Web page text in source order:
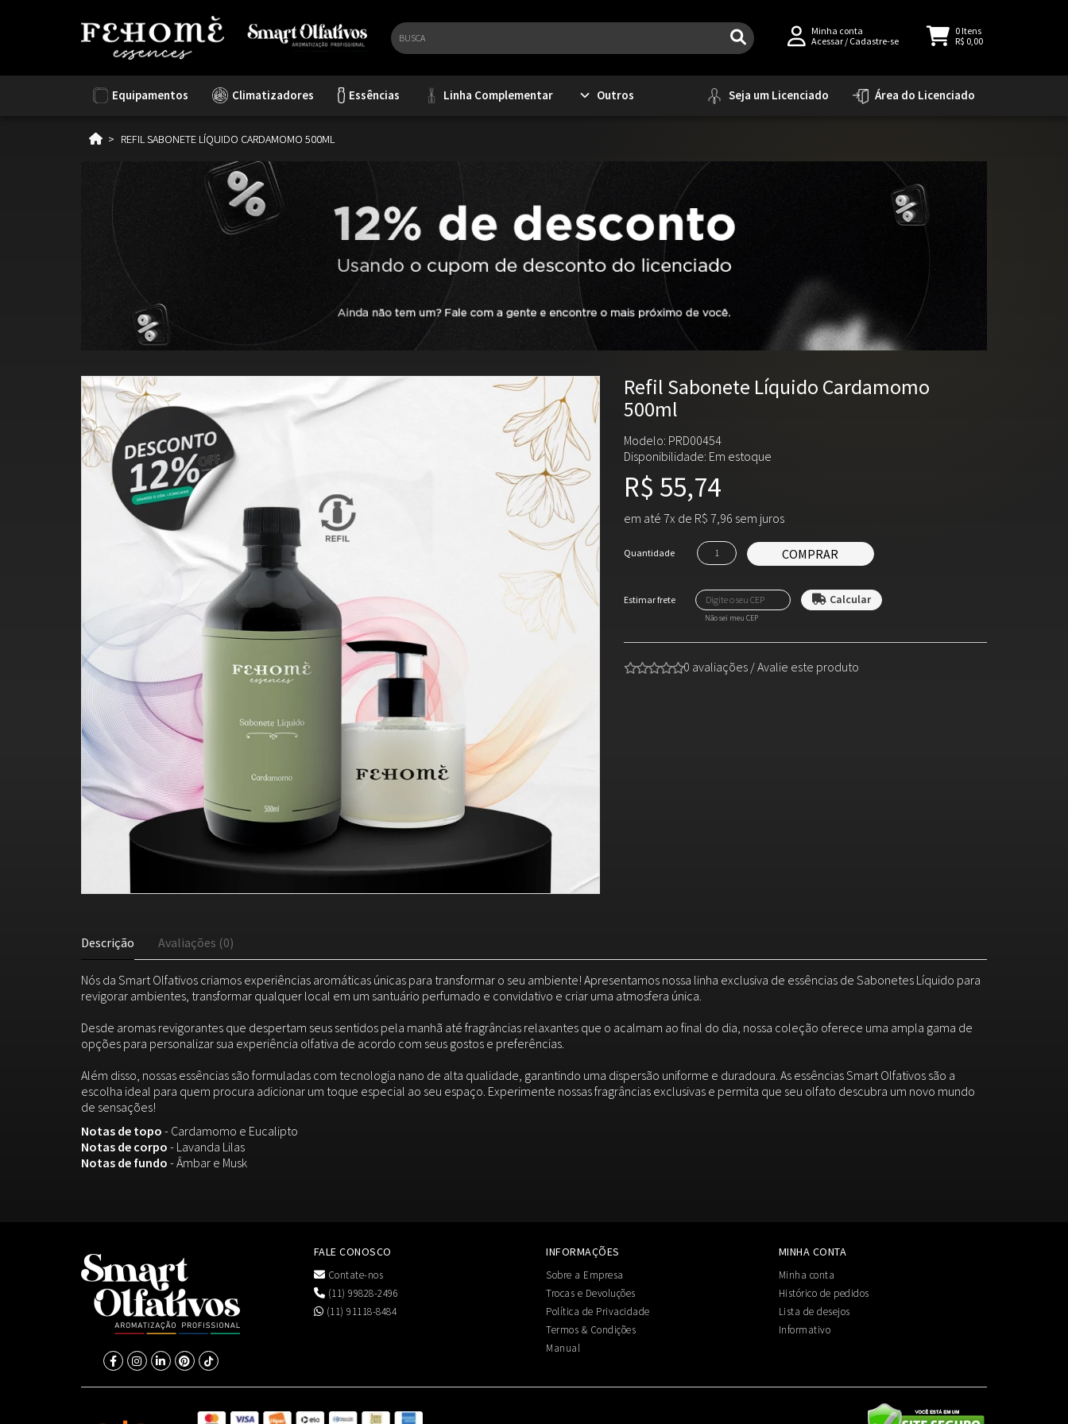
Minha conta
Acessar / Cadastre-se
0Itens
R$ 0,00
Equipamentos Climatizadores Essências Linha Complementar Outros Seja um Licenciado Área do Licenciado
REFIL SABONETE LÍQUIDO CARDAMOMO 500ML
Refil Sabonete Líquido Cardamomo
500ml
Modelo: PRD00454
Disponibilidade: Em estoque
R$ 55,74
em até 7x de R$ 7,96 sem juros
Quantidade COMPRAR
Não sei meu CEP
0 avaliações/Avalie este produto
Descrição Avaliações (0)
Nós da Smart Olfativos criamos experiências aromáticas únicas para transformar o seu ambiente! Apresentamos nossa linha exclusiva de essências de Sabonetes Líquido para
revigorar ambientes, transformar qualquer local em um santuário perfumado e convidativo e criar uma atmosfera única.
Desde aromas revigorantes que despertam seus sentidos pela manhã até fragrâncias relaxantes que o acalmam ao final do dia, nossa coleção oferece uma ampla gama de
opções para personalizar sua experiência olfativa de acordo com seus gostos e preferências.
Além disso, nossas essências são formuladas com tecnologia nano de alta qualidade, garantindo uma dispersão uniforme e duradoura. As essências Smart Olfativos são a
escolha ideal para quem procura adicionar um toque especial ao seu espaço. Experimente nossas fragrâncias exclusivas e permita que seu olfato descubra um novo mundo
de sensações!
Notas de topo - Cardamomo e Eucalipto
Notas de corpo - Lavanda Lilas
Notas de fundo - Âmbar e Musk
FALE CONOSCO
Contate-nos
(11) 99828-2496
(11) 91118-8484
INFORMAÇÕES
Sobre a Empresa
Trocas e Devoluções
Política de Privacidade
Termos & Condições
Manual
MINHA CONTA
Minha conta
Histórico de pedidos
Lista de desejos
Informativo